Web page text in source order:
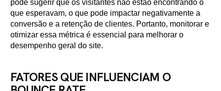
pode sugerir que os visitantes não estão encontrando o
que esperavam, o que pode impactar negativamente a
conversão e a retenção de clientes. Portanto, monitorar e
otimizar essa métrica é essencial para melhorar o
desempenho geral do site.
FATORES QUE INFLUENCIAM O